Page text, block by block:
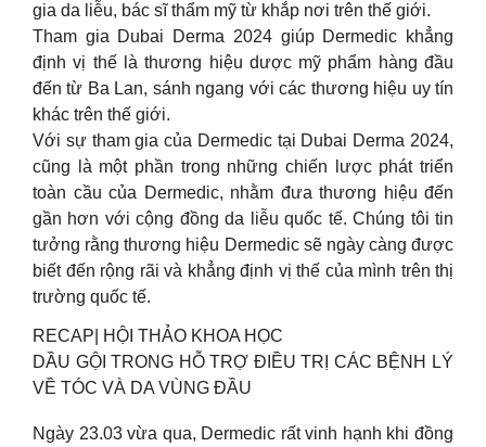
gia da liễu, bác sĩ thẩm mỹ từ khắp nơi trên thế giới.
Tham gia Dubai Derma 2024 giúp Dermedic khẳng
định vị thế là thương hiệu dược mỹ phẩm hàng đầu
đến từ Ba Lan, sánh ngang với các thương hiệu uy tín
khác trên thế giới.
Với sự tham gia của Dermedic tại Dubai Derma 2024,
cũng là một phần trong những chiến lược phát triển
toàn cầu của Dermedic, nhằm đưa thương hiệu đến
gần hơn với cộng đồng da liễu quốc tế. Chúng tôi tin
tưởng rằng thương hiệu Dermedic sẽ ngày càng được
biết đến rộng rãi và khẳng định vị thế của mình trên thị
trường quốc tế.
RECAP| HỘI THẢO KHOA HỌC
DẦU GỘI TRONG HỖ TRỢ ĐIỀU TRỊ CÁC BỆNH LÝ
VỀ TÓC VÀ DA VÙNG ĐẦU
Ngày 23.03 vừa qua, Dermedic rất vinh hạnh khi đồng